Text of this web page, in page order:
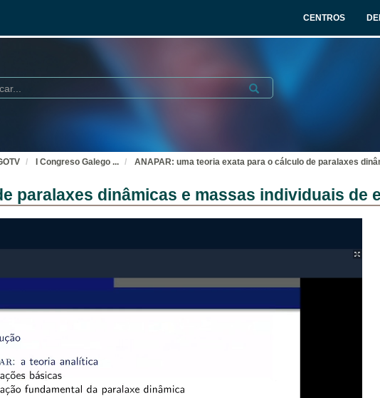
CENTROS
Submit
I Congreso Galego ... ANAPAR: uma teoria exata para o cálculo de paralaxes
paralaxes dinâmicas e massas individuais de